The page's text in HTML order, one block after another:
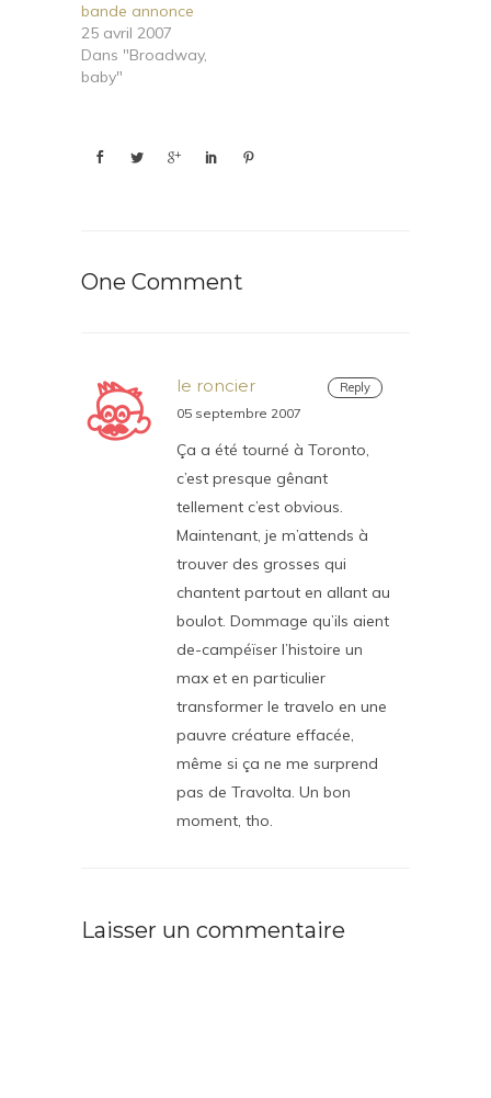
bande annonce
25 avril 2007
Dans "Broadway,
baby"
One Comment
Reply
le roncier
05 septembre 2007
Ça a été tourné à Toronto,
c’est presque gênant
tellement c’est obvious.
Maintenant, je m’attends à
trouver des grosses qui
chantent partout en allant au
boulot. Dommage qu’ils aient
de-campéïser l’histoire un
max et en particulier
transformer le travelo en une
pauvre créature effacée,
même si ça ne me surprend
pas de Travolta. Un bon
moment, tho.
Laisser un commentaire